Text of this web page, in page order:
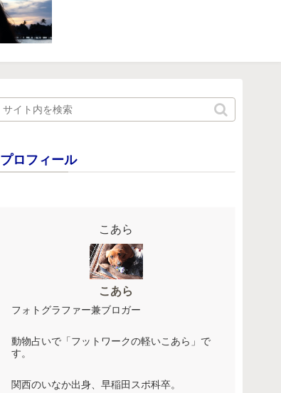
プロフィール
こあら
こあら
フォトグラファー兼ブロガー
動物占いで「フットワークの軽いこあら」で
す。
関西のいなか出身、早稲田スポ科卒。